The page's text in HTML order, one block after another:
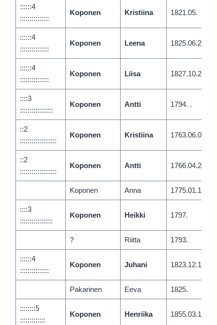
::::::4
:::::::::::::::
Koponen Kristiina 1821.05.
::::::4
:::::::::::::::
Koponen Leena 1825.06.2
::::::4
:::::::::::::::
Koponen Liisa 1827.10.2
::::3
:::::::::::::::::
Koponen Antti 1794. .
::2
:::::::::::::::::::
Koponen Kristiina 1763.06.0
::2
:::::::::::::::::::
Koponen Antti 1766.04.2
Koponen Anna 1775.01.1
::::3
:::::::::::::::::
Koponen Heikki 1797.
? Riitta 1793.
::::::4
:::::::::::::::
Koponen Juhani 1823.12.1
Pakarinen Eeva 1825.
::::::::5
:::::::::::::
Koponen Henriika 1855.03.1